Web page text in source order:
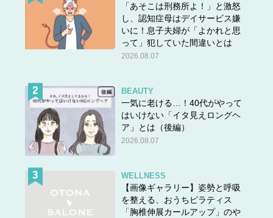
「あそこは刑務所よ！」と激怒
し、認知症母はデイサービス嫌
いに！息子夫婦が「よかれと思
って」犯していた間違いとは
2026.08.07
BEAUTY
一気に老ける…！40代がやって
はいけない「イタ見えロングヘ
ア」とは（後編）
2026.08.07
WELLNESS
【画像ギャラリー】姿勢と呼吸
を整える、おうちピラティス
「胸椎伸展カールアップ」のや